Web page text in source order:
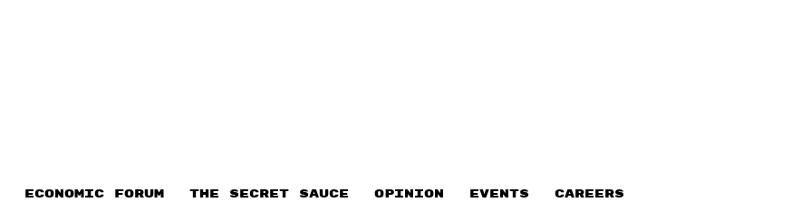
ECONOMIC FORUM THE SECRET SAUCE​ OPINION EVENTS CAREERS